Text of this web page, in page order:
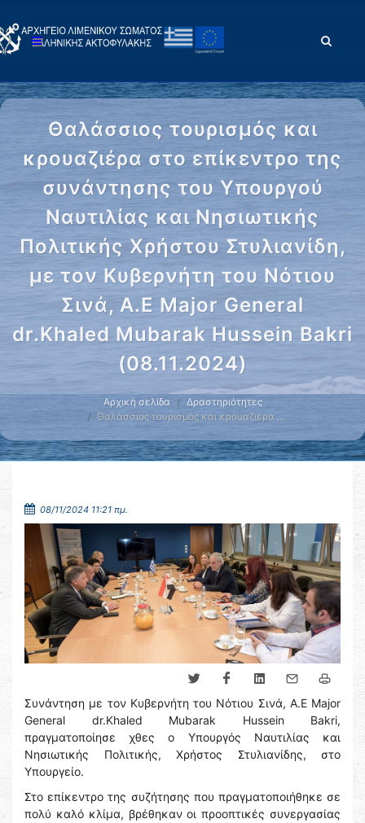
Θαλάσσιος τουρισμός και
κρουαζιέρα στο επίκεντρο της
συνάντησης του Υπουργού
Ναυτιλίας και Νησιωτικής
Πολιτικής Χρήστου Στυλιανίδη,
με τον Κυβερνήτη του Νότιου
Σινά, Α.Ε Major General
dr.Khaled Mubarak Hussein Bakri
(08.11.2024)
Αρχική σελίδα
Δραστηριότητες
Θαλάσσιος τουρισμός και κρουαζιέρα …
08/11/2024 11:21 πμ.
Συνάντηση με τον Κυβερνήτη του Νότιου Σινά, Α.Ε Major
General dr.Khaled Mubarak Hussein Bakri,
πραγματοποίησε χθες ο Υπουργός Ναυτιλίας και
Νησιωτικής Πολιτικής, Χρήστος Στυλιανίδης, στο
Υπουργείο.
Στο επίκεντρο της συζήτησης που πραγματοποιήθηκε σε
πολύ καλό κλίμα, βρέθηκαν οι προοπτικές συνεργασίας